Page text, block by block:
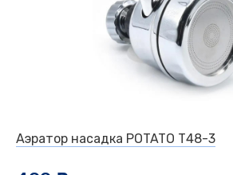
Аэратор насадка POTATO Т48-3